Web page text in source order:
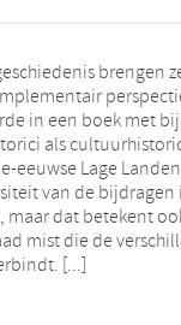
eeuwse Lage
van de bijdragen
maar dat betekent
mist die de
[...]